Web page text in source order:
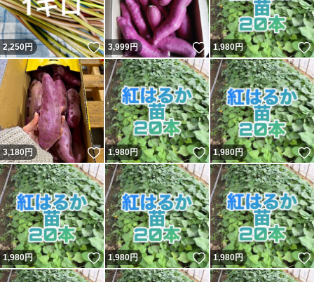
2,250円 いいね！
3,999円 いいね！
1,980円
3,180円 いいね！
1,980円 いいね！
1,980円
1,980円 いいね！
1,980円 いいね！
1,980円